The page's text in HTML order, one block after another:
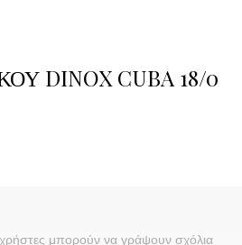
DINOX CUBA 18/0
μπορούν να γράψουν σχόλια